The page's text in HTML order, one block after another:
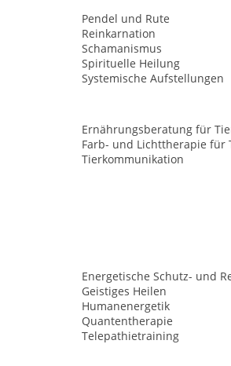
Pendel und Rute
Reinkarnation
Schamanismus
Spirituelle Heilung
Systemische Aufstellungen
Ernährungsberatung für
Farb- und Lichttherapie für
Tierkommunikation
Energetische Schutz- und
Geistiges Heilen
Humanenergetik
Quantentherapie
Telepathietraining